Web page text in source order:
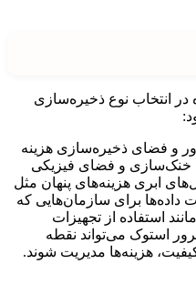
در انتخاب نوع ذخیره‌سازی
و فضای ذخیره‌سازی هزینه
خنک‌سازی و فضای فیزیکی
ابری هزینه‌های پنهان مثل
داده‌ها برای سازمان‌هایی که
استفاده از تجهیزات
استوک می‌تواند نقطه
هزینه‌ها مدیریت شوند.